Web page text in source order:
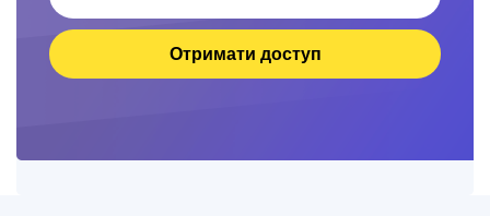
Отримати доступ